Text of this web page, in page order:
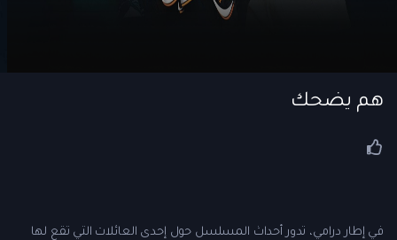
هم يضحك
في إطار درامي، تدور أحداث المسلسل حول إحدى العائلات التي تقع لها